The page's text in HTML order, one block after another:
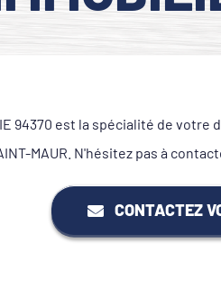
94370 est la spécialité de
MAUR. N'hésitez pas à
CONTACTEZ